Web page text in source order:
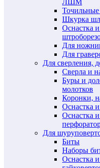
Точильные
Шкурка
Оснастка
Для
Для
Для сверления,
Сверла и
Буры и
молотков
Коронки,
Оснастка
Оснастка
Для
Биты
Наборы
Оснастка